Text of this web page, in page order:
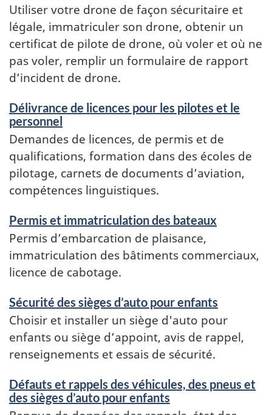
Utiliser votre drone de façon sécuritaire et
légale, immatriculer son drone, obtenir un
certificat de pilote de drone, où voler et où ne
pas voler, remplir un formulaire de rapport
d’incident de drone.
Délivrance de licences pour les pilotes et le
personnel
Demandes de licences, de permis et de
qualifications, formation dans des écoles de
pilotage, carnets de documents d’aviation,
compétences linguistiques.
Permis et immatriculation des bateaux
Permis d’embarcation de plaisance,
immatriculation des bâtiments commerciaux,
licence de cabotage.
Sécurité des sièges d’auto pour enfants
Choisir et installer un siège d'auto pour
enfants ou siège d’appoint, avis de rappel,
renseignements et essais de sécurité.
Défauts et rappels des véhicules, des pneus et
des sièges d’auto pour enfants